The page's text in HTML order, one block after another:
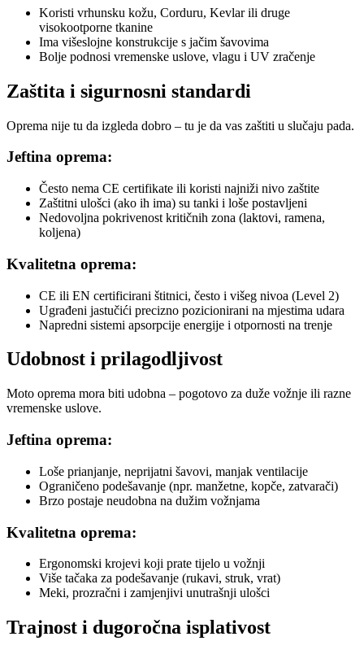
Koristi vrhunsku kožu, Corduru, Kevlar ili druge
visokootporne tkanine
Ima višeslojne konstrukcije s jačim šavovima
Bolje podnosi vremenske uslove, vlagu i UV zračenje
Zaštita i sigurnosni standardi
Oprema nije tu da izgleda dobro – tu je da vas zaštiti u slučaju pada.
Jeftina oprema:
Često nema CE certifikate ili koristi najniži nivo zaštite
Zaštitni ulošci (ako ih ima) su tanki i loše postavljeni
Nedovoljna pokrivenost kritičnih zona (laktovi, ramena,
koljena)
Kvalitetna oprema:
CE ili EN certificirani štitnici, često i višeg nivoa (Level 2)
Ugrađeni jastučići precizno pozicionirani na mjestima udara
Napredni sistemi apsorpcije energije i otpornosti na trenje
Udobnost i prilagodljivost
Moto oprema mora biti udobna – pogotovo za duže vožnje ili razne
vremenske uslove.
Jeftina oprema:
Loše prianjanje, neprijatni šavovi, manjak ventilacije
Ograničeno podešavanje (npr. manžetne, kopče, zatvarači)
Brzo postaje neudobna na dužim vožnjama
Kvalitetna oprema:
Ergonomski krojevi koji prate tijelo u vožnji
Više tačaka za podešavanje (rukavi, struk, vrat)
Meki, prozračni i zamjenjivi unutrašnji ulošci
Trajnost i dugoročna isplativost